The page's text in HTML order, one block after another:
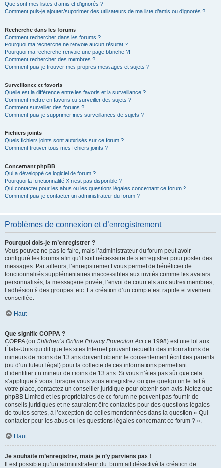
Que sont mes listes d’amis et d’ignorés ?
Comment puis-je ajouter/supprimer des utilisateurs de ma liste d’amis ou d’ignorés ?
Recherche dans les forums
Comment rechercher dans les forums ?
Pourquoi ma recherche ne renvoie aucun résultat ?
Pourquoi ma recherche renvoie une page blanche ?!
Comment rechercher des membres ?
Comment puis-je trouver mes propres messages et sujets ?
Surveillance et favoris
Quelle est la différence entre les favoris et la surveillance ?
Comment mettre en favoris ou surveiller des sujets ?
Comment surveiller des forums ?
Comment puis-je supprimer mes surveillances de sujets ?
Fichiers joints
Quels fichiers joints sont autorisés sur ce forum ?
Comment trouver tous mes fichiers joints ?
Concernant phpBB
Qui a développé ce logiciel de forum ?
Pourquoi la fonctionnalité X n’est pas disponible ?
Qui contacter pour les abus ou les questions légales concernant ce forum ?
Comment puis-je contacter un administrateur du forum ?
Problèmes de connexion et d’enregistrement
Pourquoi dois-je m’enregistrer ?
Vous pouvez ne pas le faire, mais l’administrateur du forum peut avoir
configuré les forums afin qu’il soit nécessaire de s’enregistrer pour poster des
messages. Par ailleurs, l’enregistrement vous permet de bénéficier de
fonctionnalités supplémentaires inaccessibles aux invités comme les avatars
personnalisés, la messagerie privée, l’envoi de courriels aux autres membres,
l’adhésion à des groupes, etc. La création d’un compte est rapide et vivement
conseillée.
Haut
Que signifie COPPA ?
COPPA (ou Children’s Online Privacy Protection Actde 1998) est une loi aux
États-Unis qui dit que les sites Internet pouvant recueillir des informations de
mineurs de moins de 13 ans doivent obtenir le consentement écrit des parents
(ou d’un tuteur légal) pour la collecte de ces informations permettant
d’identifier un mineur de moins de 13 ans. Si vous n’êtes pas sûr que cela
s’applique à vous, lorsque vous vous enregistrez ou que quelqu’un le fait à
votre place, contactez un conseiller juridique pour obtenir son avis. Notez que
phpBB Limited et les propriétaires de ce forum ne peuvent pas fournir de
conseils juridiques et ne sauraient être contactés pour des questions légales
de toutes sortes, à l’exception de celles mentionnées dans la question « Qui
contacter pour les abus ou les questions légales concernant ce forum ? ».
Haut
Je souhaite m’enregistrer, mais je n’y parviens pas !
Il est possible qu’un administrateur du forum ait désactivé la création de